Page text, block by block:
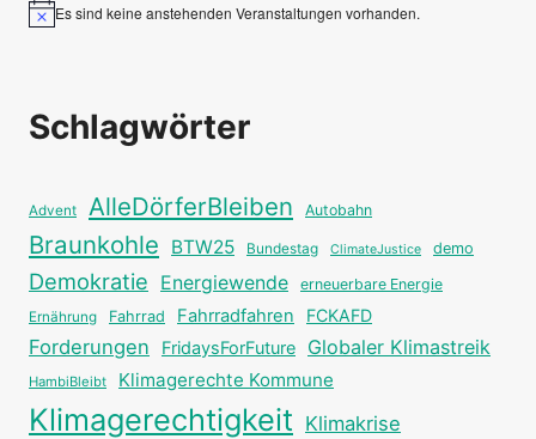
HinweisEs sind keine anstehenden Veranstaltungen vorhanden.
Schlagwörter
Advent AlleDörferBleiben Autobahn
Braunkohle BTW25 Bundestag ClimateJustice demo
Demokratie Energiewende erneuerbare Energie
Ernährung Fahrrad Fahrradfahren FCKAFD
Forderungen FridaysForFuture Globaler Klimastreik
HambiBleibt Klimagerechte Kommune
Klimagerechtigkeit Klimakrise